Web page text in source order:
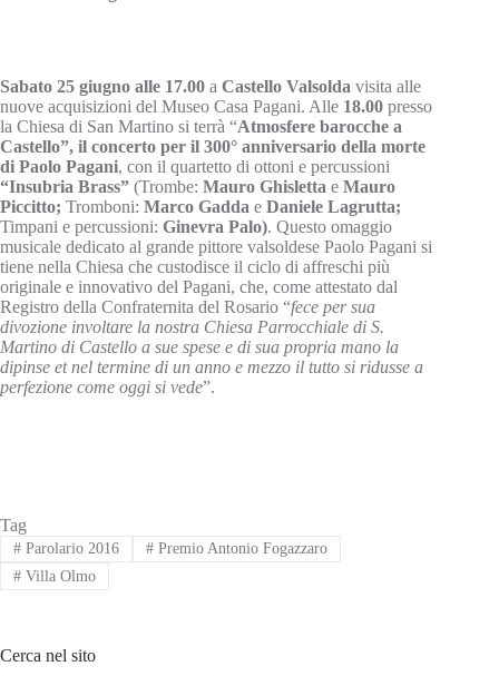
Sabato 25 giugno alle 17.00 a Castello Valsolda visita alle
nuove acquisizioni del Museo Casa Pagani. Alle 18.00 presso
la Chiesa di San Martino si terrà “Atmosfere barocche a
Castello”, il concerto per il 300° anniversario della morte
di Paolo Pagani, con il quartetto di ottoni e percussioni
“Insubria Brass” (Trombe: Mauro Ghisletta e Mauro
Piccitto; Tromboni: Marco Gadda e Daniele Lagrutta;
Timpani e percussioni: Ginevra Palo). Questo omaggio
musicale dedicato al grande pittore valsoldese Paolo Pagani si
tiene nella Chiesa che custodisce il ciclo di affreschi più
originale e innovativo del Pagani, che, come attestato dal
Registro della Confraternita del Rosario “fece per sua
divozione involtare la nostra Chiesa Parrocchiale di S.
Martino di Castello a sue spese e di sua propria mano la
dipinse et nel termine di un anno e mezzo il tutto si ridusse a
perfezione come oggi si vede”.
Tag
#Parolario 2016 #Premio Antonio Fogazzaro
#Villa Olmo
Cerca nel sito